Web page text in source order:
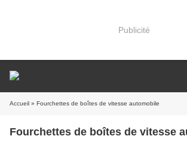
Publicité
Accueil » Fourchettes de boîtes de vitesse automobile
Fourchettes de boîtes de vitesse